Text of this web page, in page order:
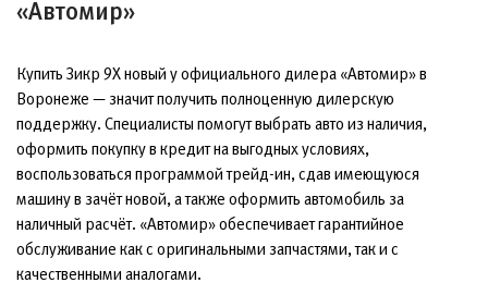
«Автомир»
Купить Зикр 9X новый у официального дилера «Автомир» в
Воронеже — значит получить полноценную дилерскую
поддержку. Специалисты помогут выбрать авто из наличия,
оформить покупку в кредит на выгодных условиях,
воспользоваться программой трейд-ин, сдав имеющуюся
машину в зачёт новой, а также оформить автомобиль за
наличный расчёт. «Автомир» обеспечивает гарантийное
обслуживание как с оригинальными запчастями, так и с
качественными аналогами.